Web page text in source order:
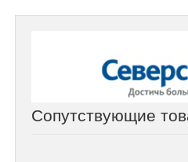
Сопутствующие